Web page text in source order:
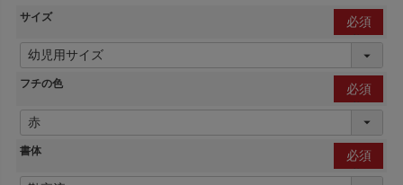
サイズ
(必
フチの色
(必
書体
(必